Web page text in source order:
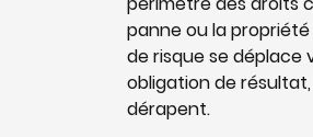
panne ou la propriété
de risque se déplace
obligation de
dérapent.